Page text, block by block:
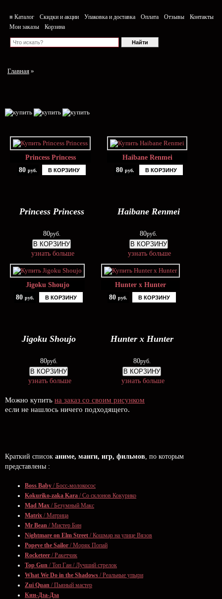
≡ Каталог Скидки и акции Упаковка и доставка Оплата Отзывы
Контакты
Мои заказы
Корзина
Главная »
Princess Princess
80 руб. В КОРЗИНУ
Princess Princess
80руб.
В КОРЗИНУ
узнать больше
Haibane Renmei
80 руб. В КОРЗИНУ
Haibane Renmei
80руб.
В КОРЗИНУ
узнать больше
Jigoku Shoujo
80 руб. В КОРЗИНУ
Jigoku Shoujo
80руб.
В КОРЗИНУ
узнать больше
Hunter x Hunter
80 руб. В КОРЗИНУ
Hunter x Hunter
80руб.
В КОРЗИНУ
узнать больше
Можно купить на заказ со своим рисунком
если не нашлось ничего подходящего.
Краткий список аниме, манги, игр, фильмов, по которым
представлены :
Boss Baby / Босс-молокосос
Kokuriko-zaka Kara / Со склонов Кокурико
Mad Max / Безумный Макс
Matrix / Матрица
Mr Bean / Мистер Бин
Nightmare on Elm Street / Кошмар на улице Вязов
Popeye the Sailor / Моряк Попай
Rocketeer / Ракетчик
Top Gun / Топ Ган / Лучший стрелок
What We Do in the Shadows / Реальные упыри
Zui Quan / Пьяный мастер
Кин-Дза-Дза